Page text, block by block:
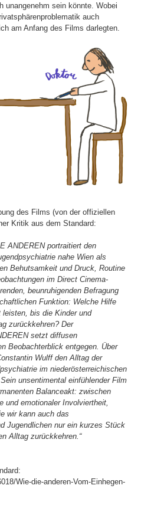
unangenehm sein könnte. Wobei
auch
am Anfang des Films darlegten.
des Films (von der offiziellen
Kritik aus dem Standard:
ANDEREN portraitiert den
nahe Wien als
Behutsamkeit und Druck, Routine
im Direct Cinema-
beunruhigenden Befragung
Funktion: Welche Hilfe
bis die Kinder und
zurückkehren? Der
setzt diffusen
Beobachterblick entgegen. Über
Wulff den Alltag der
im niederösterreichischen
unsentimental einfühlender Film
Balanceakt: zwischen
und emotionaler Involviertheit,
wir kann auch das
Jugendlichen nur ein kurzes Stück
Alltag zurückkehren.“
Wie-die-anderen-Vom-Einhegen-